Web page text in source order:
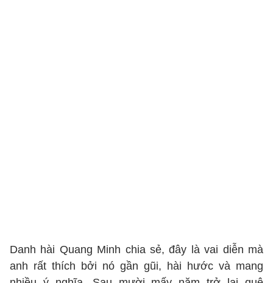
Danh hài Quang Minh chia sẻ, đây là vai diễn mà
anh rất thích bởi nó gần gũi, hài hước và mang